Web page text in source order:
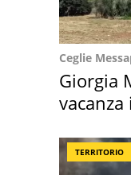
Ceglie
Giorgia
TERRITORIO